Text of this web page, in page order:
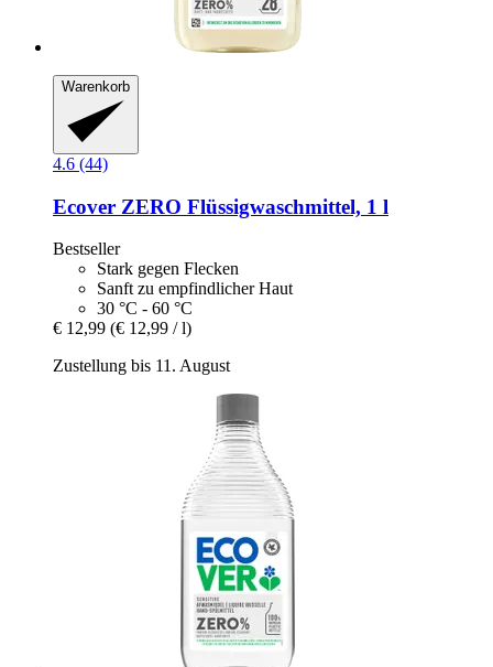
Warenkorb
4.6 (44)
Ecover ZERO Flüssigwaschmittel, 1 l
Bestseller
Stark gegen Flecken
Sanft zu empfindlicher Haut
30 °C - 60 °C
€ 12,99 (€ 12,99 / l)
Zustellung bis 11. August